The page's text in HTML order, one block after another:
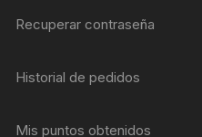
Recuperar contraseña
Historial de pedidos
Mis puntos obtenidos